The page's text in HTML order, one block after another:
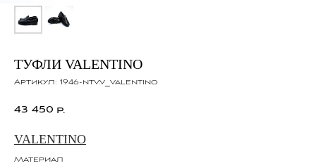
ТУФЛИ VALENTINO
Артикул: 1946-ntv.v_valentino
43 450 р.
VALENTINO
Материал